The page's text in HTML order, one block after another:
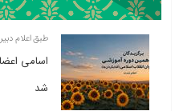
طبق اعلام
اسامی
شد